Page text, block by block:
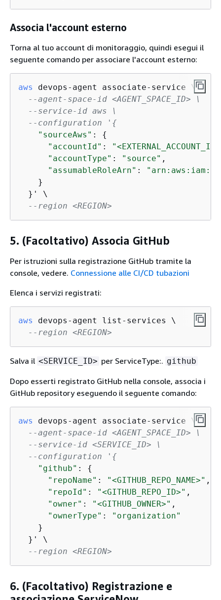
Associa l'account esterno
Torna al tuo account di monitoraggio, quindi esegui il
seguente comando per associare l'account esterno:
aws
devops-agent associate-service \
--agent-space-id <AGENT_SPACE_ID> \
--service-id aws \
--configuration ' {
"sourceAws" : {
"accountId" :
"accountType" : "source" ,
"assumableRoleArn" :
    }
  }' \
--region <REGION>
5. (Facoltativo) Associa GitHub
Per istruzioni sulla registrazione GitHub tramite la
console, vedere. Connessione alle CI/CD tubazioni
Elenca i servizi registrati:
aws
devops-agent list-services \
--region <REGION>
Salva il <SERVICE_ID> per ServiceType:. github
Dopo esserti registrato GitHub nella console, associa i
GitHub repository eseguendo il seguente comando:
aws
devops-agent associate-service \
--agent-space-id <AGENT_SPACE_ID> \
--service-id <SERVICE_ID> \
--configuration ' {
"github" : {
"repoName" : "<GITHUB_REPO_NAME>" ,
"repoId" : "<GITHUB_REPO_ID>" ,
"owner" : "<GITHUB_OWNER>" ,
"ownerType" :
"organization"
    }
  }' \
--region <REGION>
6. (Facoltativo) Registrazione e